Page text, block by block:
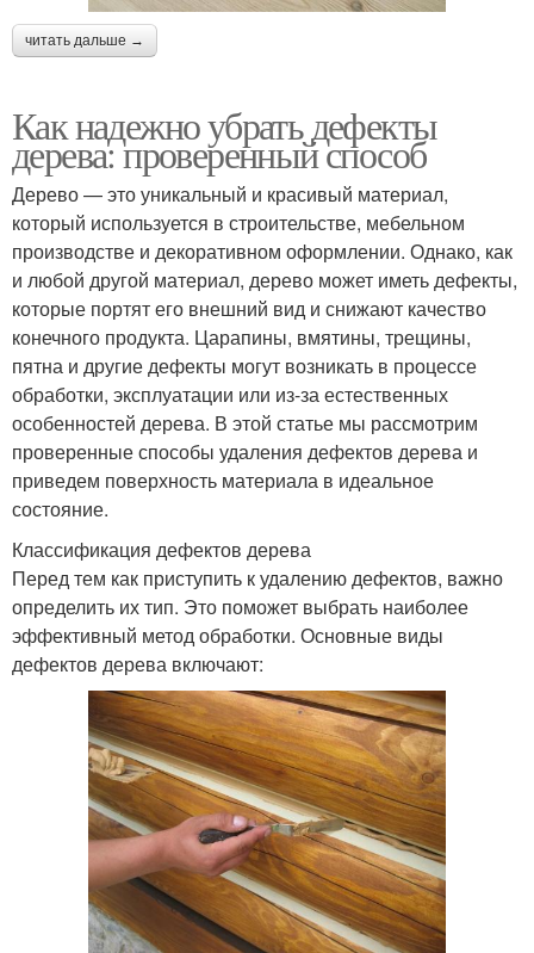
читать дальше →
Как надежно убрать дефекты
дерева: проверенный способ
Дерево — это уникальный и красивый материал,
который используется в строительстве, мебельном
производстве и декоративном оформлении. Однако, как
и любой другой материал, дерево может иметь дефекты,
которые портят его внешний вид и снижают качество
конечного продукта. Царапины, вмятины, трещины,
пятна и другие дефекты могут возникать в процессе
обработки, эксплуатации или из-за естественных
особенностей дерева. В этой статье мы рассмотрим
проверенные способы удаления дефектов дерева и
приведем поверхность материала в идеальное
состояние.
Классификация дефектов дерева
Перед тем как приступить к удалению дефектов, важно
определить их тип. Это поможет выбрать наиболее
эффективный метод обработки. Основные виды
дефектов дерева включают: